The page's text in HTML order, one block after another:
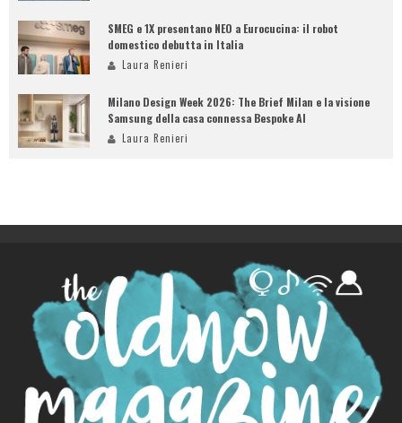
SMEG e 1X presentano NEO a Eurocucina: il robot
domestico debutta in Italia
Laura Renieri
Milano Design Week 2026: The Brief Milan e la visione
Samsung della casa connessa Bespoke AI
Laura Renieri